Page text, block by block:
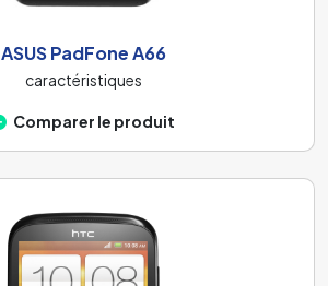
ASUS PadFone A66
caractéristiques
Comparer le produit